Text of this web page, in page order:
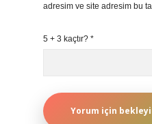
adresim ve site adresim bu
5 + 3 kaçtır? *